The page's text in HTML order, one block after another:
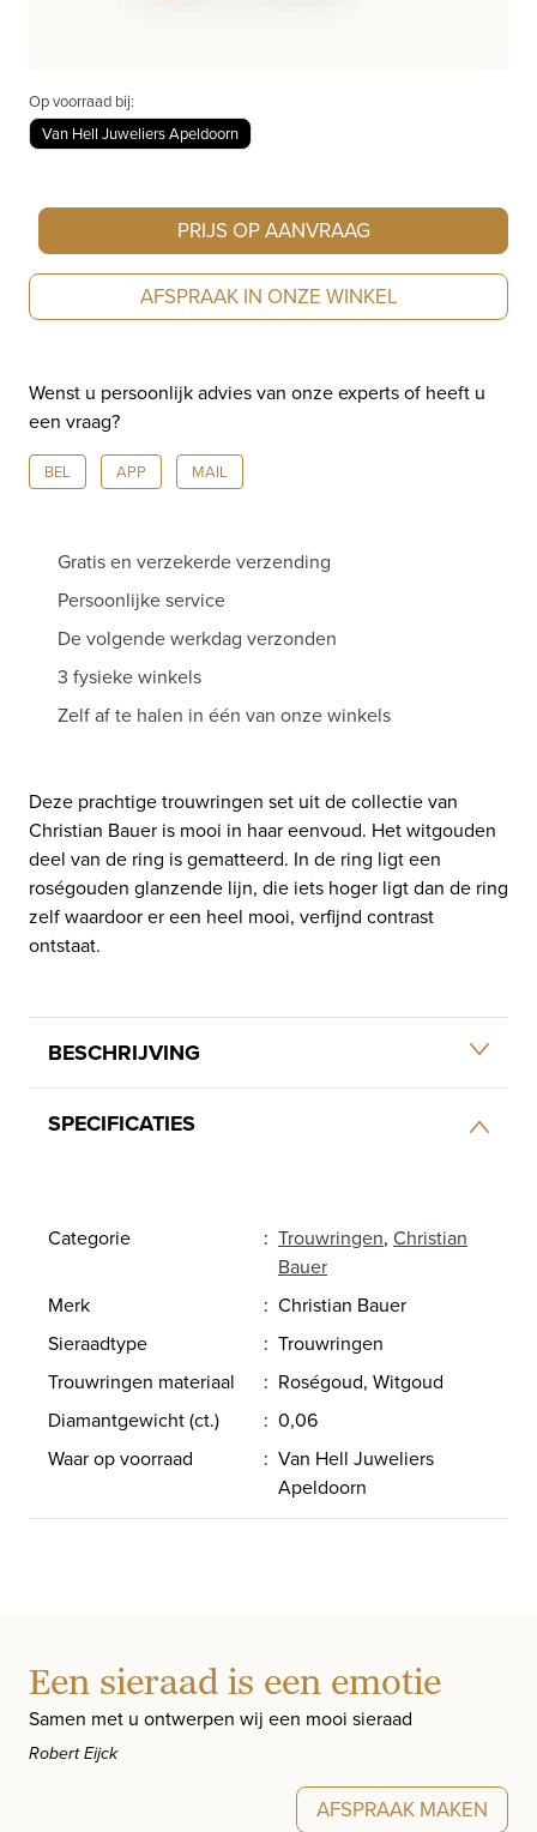
Op voorraad bij:
Van Hell Juweliers Apeldoorn
PRIJS OP AANVRAAG
AFSPRAAK IN ONZE WINKEL
Wenst u persoonlijk advies van onze experts of heeft u
een vraag?
BEL APP MAIL
Gratis en verzekerde verzending
Persoonlijke service
De volgende werkdag verzonden
3 fysieke winkels
Zelf af te halen in één van onze winkels
Deze prachtige trouwringen set uit de collectie van
Christian Bauer is mooi in haar eenvoud. Het witgouden
deel van de ring is gematteerd. In de ring ligt een
roségouden glanzende lijn, die iets hoger ligt dan de ring
zelf waardoor er een heel mooi, verfijnd contrast
ontstaat.
BESCHRIJVING
SPECIFICATIES
Categorie : Trouwringen, Christian
Bauer
Merk
: Christian Bauer
Sieraadtype
: Trouwringen
Trouwringen materiaal
: Roségoud, Witgoud
Diamantgewicht (ct.)
: 0,06
Waar op voorraad
: Van Hell Juweliers
Apeldoorn
Een sieraad is een emotie
Samen met u ontwerpen wij een mooi sieraad
Robert Eijck
AFSPRAAK MAKEN